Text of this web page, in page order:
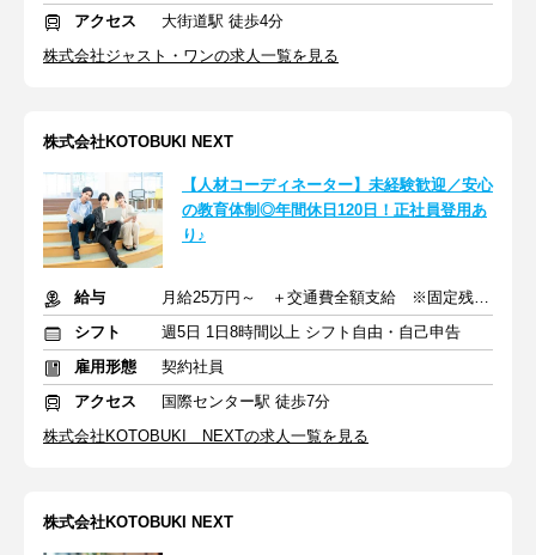
アクセス
大街道駅 徒歩4分
株式会社ジャスト・ワンの求人一覧を見る
株式会社KOTOBUKI NEXT
【人材コーディネーター】未経験歓迎／安心
の教育体制◎年間休日120日！正社員登用あ
り♪
給与
月給25万円～ ＋交通費全額支給 ※固定残業代含む
シフト
週5日 1日8時間以上 シフト自由・自己申告
雇用形態
契約社員
アクセス
国際センター駅 徒歩7分
株式会社KOTOBUKI NEXTの求人一覧を見る
株式会社KOTOBUKI NEXT